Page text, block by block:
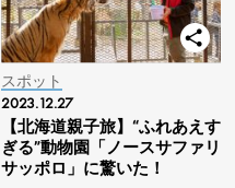
スポット
2023.12.27
【北海道親子旅】“ふれあえす
ぎる”動物園「ノースサファリ
サッポロ」に驚いた！